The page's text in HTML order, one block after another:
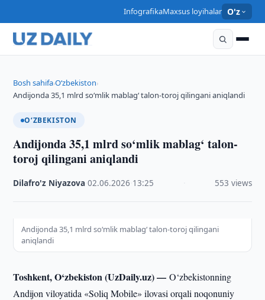
InfografikaMaxsus loyihalar O'z
Bosh sahifa›O‘zbekiston›
Andijonda 35,1 mlrd so‘mlik mablag‘ talon-toroj qilingani aniqlandi
O‘ZBEKISTON
Andijonda 35,1 mlrd so‘mlik mablag‘ talon-
toroj qilingani aniqlandi
Dilafro'z Niyazova ·02.06.2026 13:25 553 views
Andijonda 35,1 mlrd so‘mlik mablag‘ talon-toroj qilingani
aniqlandi
Toshkent, O‘zbekiston (UzDaily.uz) —O‘zbekistonning
Andijon viloyatida «Soliq Mobile» ilovasi orqali noqonuniy